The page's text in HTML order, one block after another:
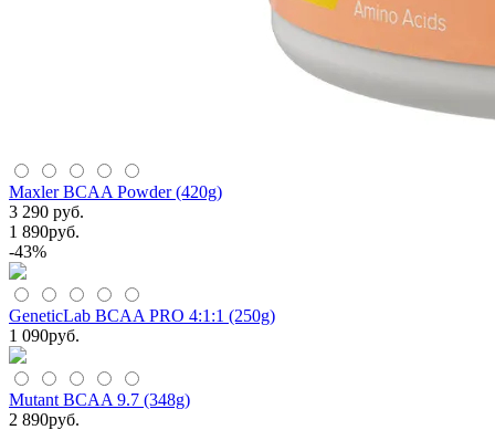
Maxler BCAA Powder (420g)
3 290 руб.
1 890руб.
-43%
GeneticLab BCAA PRO 4:1:1 (250g)
1 090руб.
Mutant BCAA 9.7 (348g)
2 890руб.